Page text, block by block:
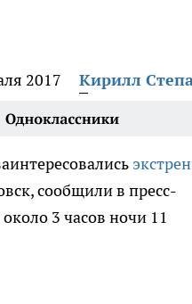
2017 Кирилл
сообщили в пресс-
3 часов ночи 11